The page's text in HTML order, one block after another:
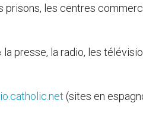
prisons, les centres
presse, la radio, les
(sites en